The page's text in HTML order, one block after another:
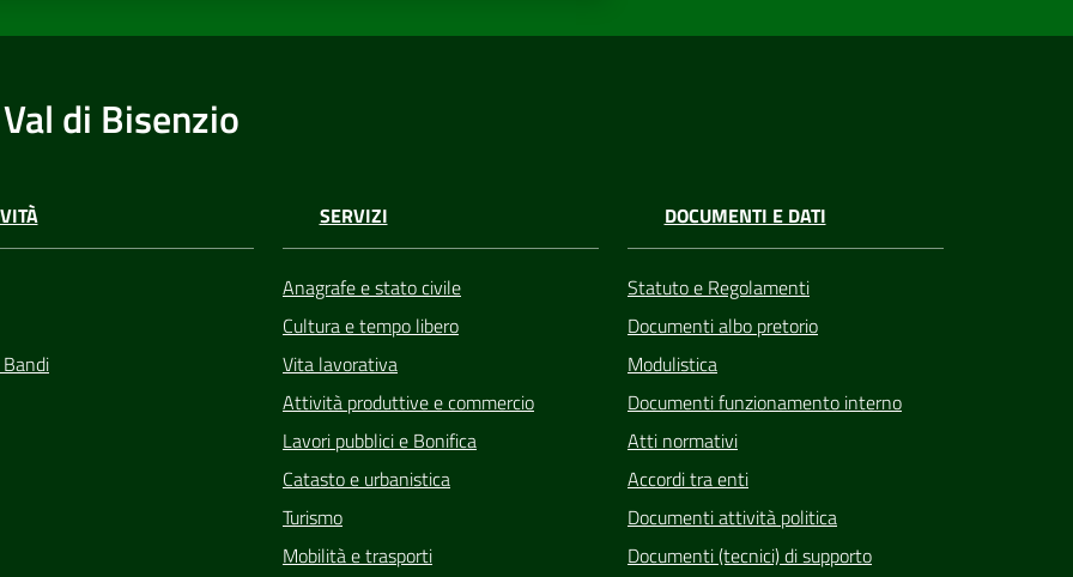
di Bisenzio
SERVIZI
Anagrafe e stato civile
Cultura e tempo libero
Vita lavorativa
Attività produttive e commercio
Lavori pubblici e Bonifica
Catasto e urbanistica
Turismo
Mobilità e trasporti
DOCUMENTI E DATI
Statuto e Regolamenti
Documenti albo pretorio
Modulistica
Documenti funzionamento interno
Atti normativi
Accordi tra enti
Documenti attività politica
Documenti (tecnici) di supporto